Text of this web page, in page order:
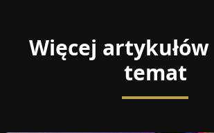
Więcej
temat